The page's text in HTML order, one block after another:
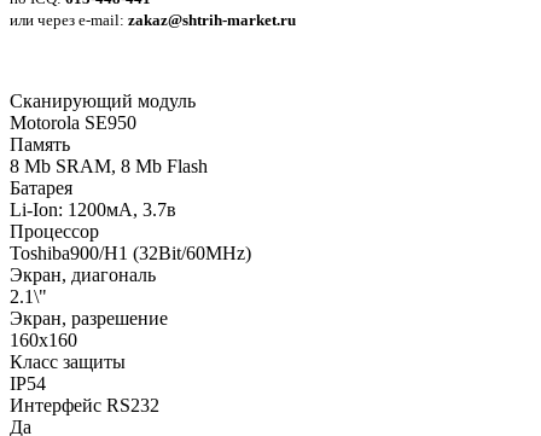
или через e-mail: zakaz@shtrih-market.ru
Сканирующий модуль
Motorola SE950
Память
8 Mb SRAM, 8 Mb Flash
Батарея
Li-Ion: 1200мА, 3.7в
Процессор
Toshiba900/H1 (32Bit/60MHz)
Экран, диагональ
2.1\"
Экран, разрешение
160x160
Класс защиты
IP54
Интерфейс RS232
Да